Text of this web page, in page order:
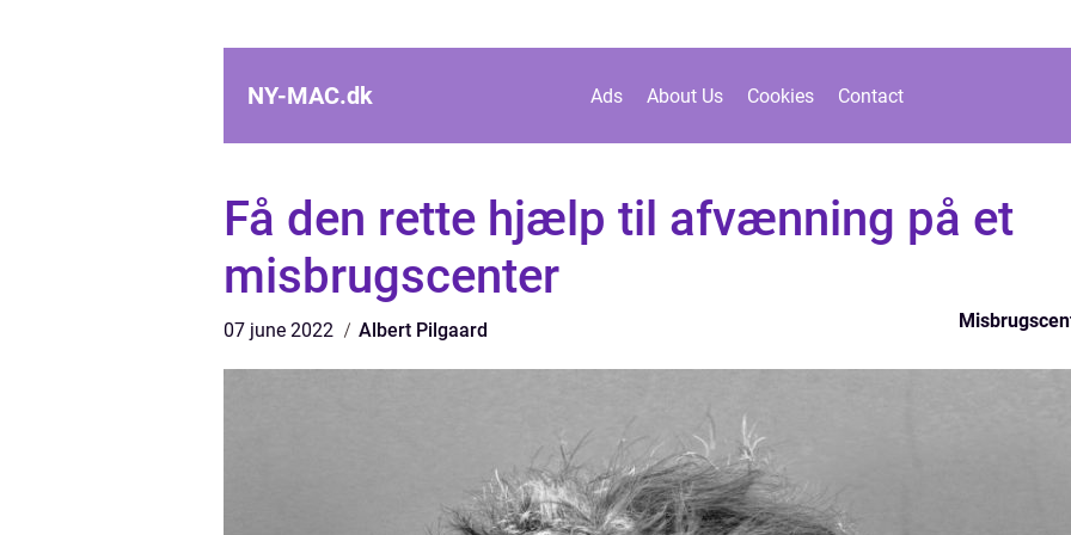
NY-MAC.dk Ads About Us Cookies Contact
Få den rette hjælp til afvænning på et
misbrugscenter
07 june 2022 Albert Pilgaard